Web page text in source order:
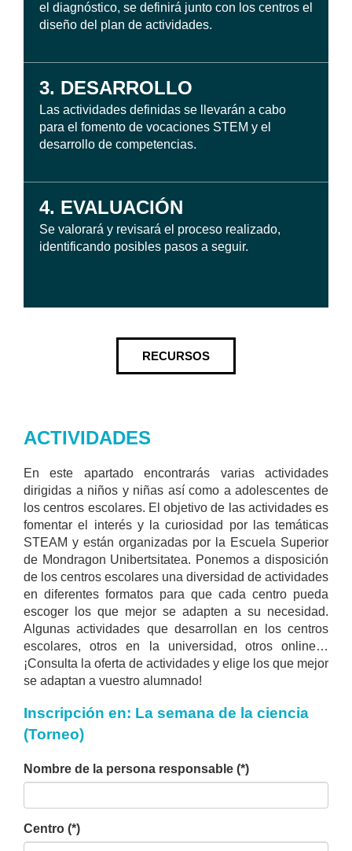
el diagnóstico, se definirá junto con los centros el
diseño del plan de actividades.
3. DESARROLLO
Las actividades definidas se llevarán a cabo
para el fomento de vocaciones STEM y el
desarrollo de competencias.
4. EVALUACIÓN
Se valorará y revisará el proceso realizado,
identificando posibles pasos a seguir.
RECURSOS
ACTIVIDADES
En este apartado encontrarás varias actividades
dirigidas a niños y niñas así como a adolescentes de
los centros escolares. El objetivo de las actividades es
fomentar el interés y la curiosidad por las temáticas
STEAM y están organizadas por la Escuela Superior
de Mondragon Unibertsitatea. Ponemos a disposición
de los centros escolares una diversidad de actividades
en diferentes formatos para que cada centro pueda
escoger los que mejor se adapten a su necesidad.
Algunas actividades que desarrollan en los centros
escolares, otros en la universidad, otros online…
¡Consulta la oferta de actividades y elige los que mejor
se adaptan a vuestro alumnado!
Inscripción en: La semana de la ciencia
(Torneo)
Nombre de la persona responsable (*)
Centro (*)